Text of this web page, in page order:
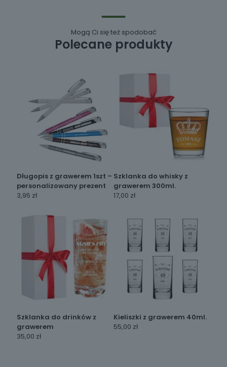
Polecane produkty
Mogą Ci się też spodobać
Długopis z grawerem 1szt –
personalizowany prezent
3,95 zł
Szklanka do whisky z
grawerem 300ml.
17,00 zł
Szklanka do drinków z
grawerem
35,00 zł
Kieliszki z grawerem 40ml.
55,00 zł